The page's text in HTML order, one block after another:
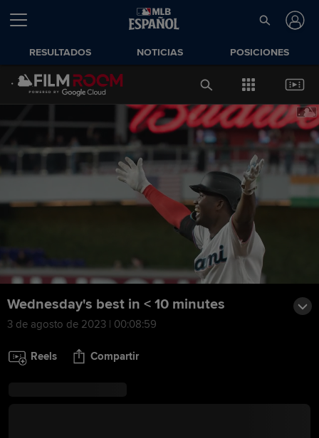
RESULTADOS NOTICIAS POSICIONES
Wednesday's best in < 10 minutes
3 de agosto de 2023 | 00:08:59
Reels Compartir